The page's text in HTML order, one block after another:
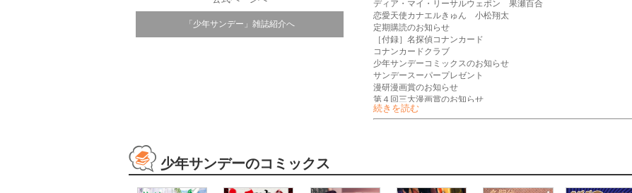
「少年サンデー」雑誌紹介へ
ディア・マイ・リーサルウェポン 果瀬百合
恋愛天使カナエルきゅん 小松翔太
定期購読のお知らせ
［付録］名探偵コナンカード
コナンカードクラブ
少年サンデーコミックスのお知らせ
サンデースーパープレゼント
漫研漫画賞のお知らせ
第４回三大漫画賞のお知らせ
新世代サンデー賞１２月期作品募集
第９８回新人コミック大賞作品募集
続きを読む
少年サンデーのコミックス